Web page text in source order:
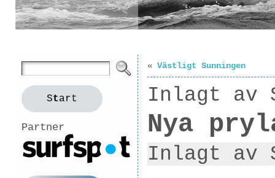
Start
Partner
« Västligt Sunningen
Inlagt av
Nya
Inlagt av